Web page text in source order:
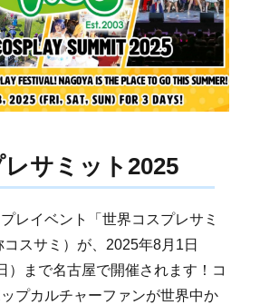
サミット2025
レイベント「世界コスプレサミ
スサミ）が、2025年8月1日
）まで名古屋で開催されます！コ
プカルチャーファンが世界中か